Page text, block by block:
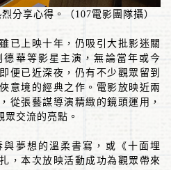
分享心得。（107電影團隊攝）
已上映十年，仍吸引大批影迷關
華等影星主演，無論當年或今
便已近深夜，仍有不少觀眾留到
意境的經典之作。電影放映近兩
從張藝謀導演精緻的鏡頭運用，
交流的亮點。
夢想的溫柔書寫，或《十面埋
，本次放映活動成功為觀眾帶來